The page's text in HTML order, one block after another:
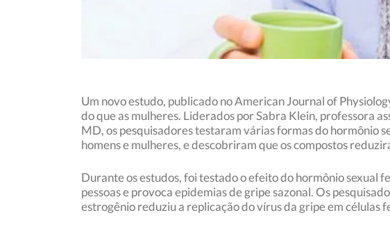
Um novo estudo, publicado no American Journal of
do que as mulheres. Liderados por Sabra Klein, professora
MD, os pesquisadores testaram várias formas do hormônio
homens e mulheres, e descobriram que os compostos
Durante os estudos, foi testado o efeito do hormônio sexual
pessoas e provoca epidemias de gripe sazonal. Os
estrogênio reduziu a replicação do vírus da gripe em células